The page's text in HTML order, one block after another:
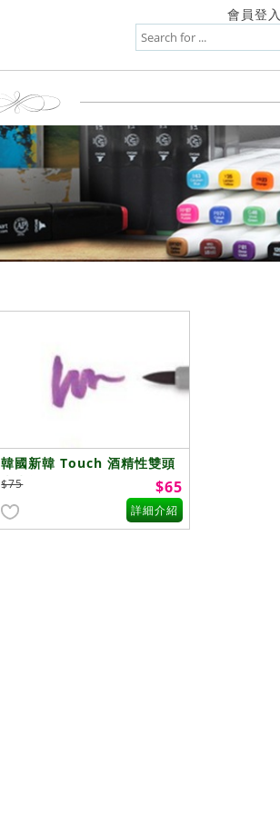
會員登入
韓國新韓 Touch 酒精性雙頭
麥克筆
$75 $65
詳細介紹